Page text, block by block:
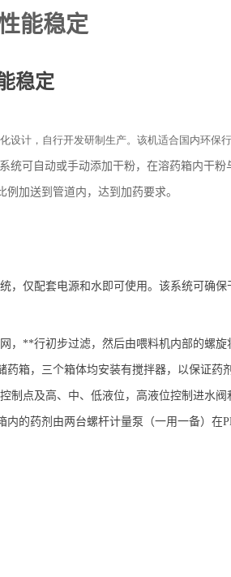
能稳定
稳定
设计，自行开发研制生产。该机适合国内环保
可自动或手动添加干粉，在溶药箱内干粉
加送到管道内，达到加药要求。
，仅配套电源和水即可使用。该系统可确保
，**行初步过滤，然后由喂料机内部的螺旋
箱，三个箱体均安装有搅拌器，以保证药
制点及高、中、低液位，高液位控制进水
的药剂由两台螺杆计量泵（一用一备）在